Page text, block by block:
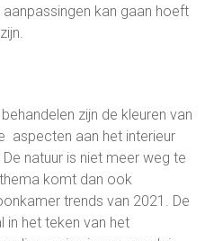
kan gaan hoeft
zijn de kleuren van
aspecten aan het interieur
natuur is niet meer weg te
komt dan ook
trends van 2021. De
in het teken van het